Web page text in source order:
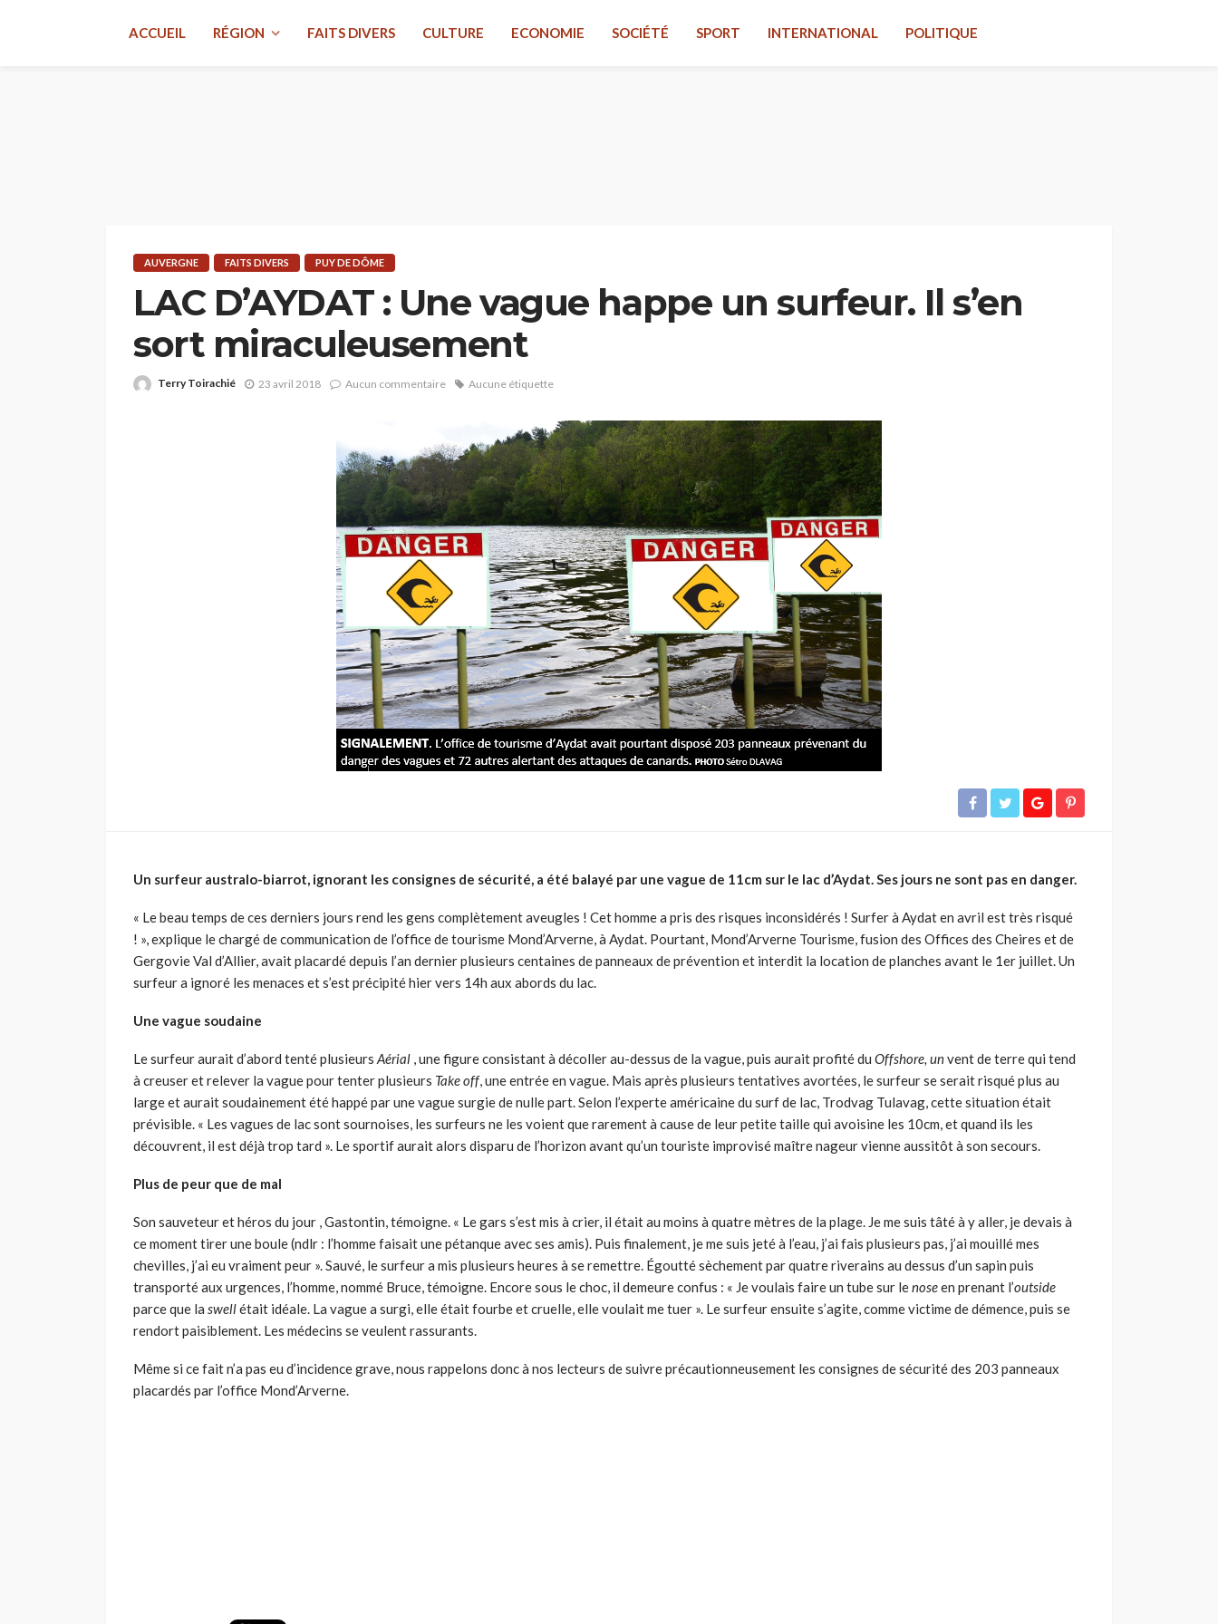
ACCUEIL RÉGION FAITS DIVERS CULTURE ECONOMIE SOCIÉTÉ SPORT INTERNATIONAL POLITIQUE
AUVERGNE FAITS DIVERS PUY DE DÔME
LAC D’AYDAT : Une vague happe un surfeur. Il s’en
sort miraculeusement
Terry Toirachié 23 avril 2018 Aucun commentaire Aucune étiquette
Un surfeur australo-biarrot, ignorant les consignes de sécurité, a été balayé par une vague de 11cm sur le lac d’Aydat. Ses jours ne sont pas en danger.
« Le beau temps de ces derniers jours rend les gens complètement aveugles ! Cet homme a pris des risques inconsidérés ! Surfer à Aydat en avril est très risqué
! », explique le chargé de communication de l’office de tourisme Mond’Arverne, à Aydat. Pourtant, Mond’Arverne Tourisme, fusion des Offices des Cheires et de
Gergovie Val d’Allier, avait placardé depuis l’an dernier plusieurs centaines de panneaux de prévention et interdit la location de planches avant le 1er juillet. Un
surfeur a ignoré les menaces et s’est précipité hier vers 14h aux abords du lac.
Une vague soudaine
Le surfeur aurait d’abord tenté plusieurs Aérial , une figure consistant à décoller au-dessus de la vague, puis aurait profité du Offshore, unvent de terre qui tend
à creuser et relever la vague pour tenter plusieurs Take off, une entrée en vague. Mais après plusieurs tentatives avortées, le surfeur se serait risqué plus au
large et aurait soudainement été happé par une vague surgie de nulle part. Selon l’experte américaine du surf de lac, Trodvag Tulavag, cette situation était
prévisible. « Les vagues de lac sont sournoises, les surfeurs ne les voient que rarement à cause de leur petite taille qui avoisine les 10cm, et quand ils les
découvrent, il est déjà trop tard ». Le sportif aurait alors disparu de l’horizon avant qu’un touriste improvisé maître nageur vienne aussitôt à son secours.
Plus de peur que de mal
Son sauveteur et héros du jour , Gastontin, témoigne. « Le gars s’est mis à crier, il était au moins à quatre mètres de la plage. Je me suis tâté à y aller, je devais à
ce moment tirer une boule (ndlr : l’homme faisait une pétanque avec ses amis). Puis finalement, je me suis jeté à l’eau, j’ai fais plusieurs pas, j’ai mouillé mes
chevilles, j’ai eu vraiment peur ». Sauvé, le surfeur a mis plusieurs heures à se remettre. Égoutté sèchement par quatre riverains au dessus d’un sapin puis
transporté aux urgences, l’homme, nommé Bruce, témoigne. Encore sous le choc, il demeure confus : « Je voulais faire un tube sur lenoseen prenant l’outside
parce que la swellétait idéale. La vague a surgi, elle était fourbe et cruelle, elle voulait me tuer ». Le surfeur ensuite s’agite, comme victime de démence, puis se
rendort paisiblement. Les médecins se veulent rassurants.
Même si ce fait n’a pas eu d’incidence grave, nous rappelons donc à nos lecteurs de suivre précautionneusement les consignes de sécurité des 203 panneaux
placardés par l’office Mond’Arverne.